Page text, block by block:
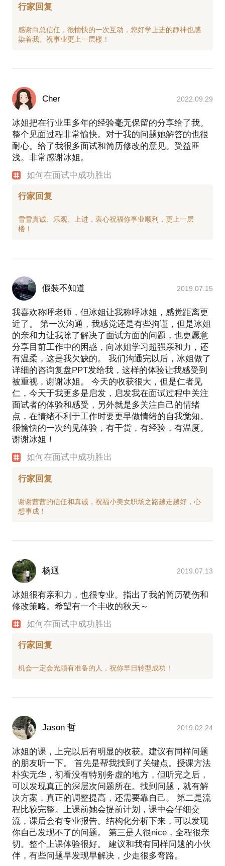
行家回复
感谢白总信任，很愉快的一次互动，您好学上进的静神也感
Cher 2022.09.29
冰姐把在行业里多年的经验毫无保留的分享给了我。
整个见面过程非常愉快。对于我的问题她解答的也很
耐心。给了我很多面试和简历修改的意见。受益匪
浅。非常感谢冰姐。
如何在面试中成功胜出
行家回复
雪雪真诚、乐观、上进，衷心祝福你事业顺利，更上一层
假装不知道 2019.07.15
我喜欢称呼老师，但冰姐让我称呼冰姐，感觉距离更
近了。 第一次沟通，我感觉还是有些拘谨，但是冰姐
的亲和力让我除了解决了面试方面的问题，也更愿意
分享目前工作中的困惑，向冰姐学习超强亲和力，还
有温柔，这是我欠缺的。 我们沟通完以后，冰姐做了
详细的咨询复盘PPT发给我，这样的体验让我感受到
被重视，谢谢冰姐。 今天的收获很大，但是仁者见
仁，今天于我更多是启发，启发我在面试过程中关注
面试者的体验和感受，另外就是多关注自己的情绪
点，在情绪不利于工作时要更早做情绪的自我觉知。
很愉快的一次约见体验，有干货，有经验，有温度。
谢谢冰姐！
如何在面试中成功胜出
行家回复
谢谢茜茜的信任和真诚，祝福小美女职场之路越走越好，心
杨迥 2019.07.13
冰姐很有亲和力，也很专业。指出了我的简历硬伤和
修改策略。希望有一个丰收的秋天～
如何在面试中成功胜出
行家回复
Jason 哲 2019.02.24
冰姐的课，上完以后有明显的收获。建议有同样问题
的朋友听一下。 首先是帮我找到了关键点。授课方法
朴实无华，初看没有特别务虚的地方，但听完之后，
可以发现真正的深层次问题所在。找到问题，就有解
决方案，真正的调整提高，还需要靠自己。 第二是流
程比较完整。上课前她会提前计划，课中会仔细交
流，课后会有专业报告。结构化分析下来，可以发现
你自己发现不了的问题。 第三是人很nice，全程很亲
切。整个上课体验很好。 建议和我有同样问题的小伙
伴，有些问题早发现早解决，少走很多弯路。